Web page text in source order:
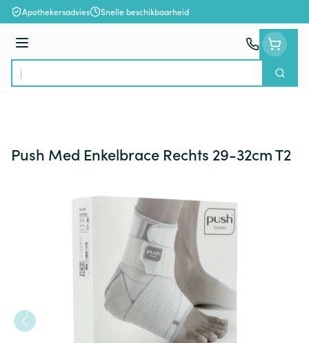
Ga naar de inhoud
Apothekersadvies Snelle beschikbaarheid
Menu
Product, merk, categorie...
Zoek
Push Med Enkelbrace Rechts 29-32cm T2